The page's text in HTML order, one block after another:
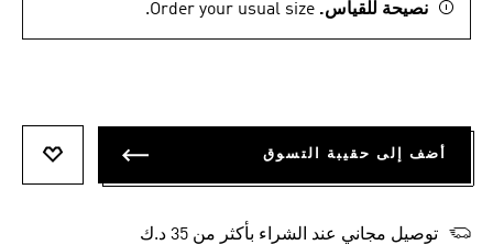
نصيحة للقياس. Order your usual size.
أضف إلى حقيبة التسوق
توصيل مجاني عند الشراء بأكثر من 35 د.ك